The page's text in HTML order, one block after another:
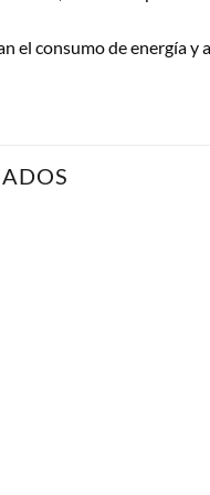
el consumo de energía y